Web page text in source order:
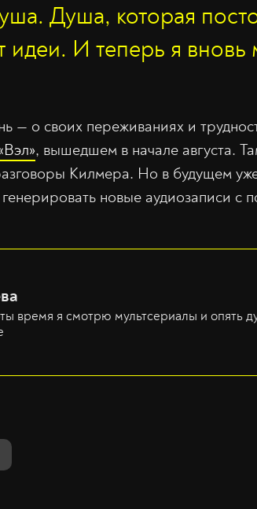
Душа, которая
идеи. И теперь я вновь
— о своих переживаниях и
, вышедшем в начале августа.
Килмера. Но в будущем
генерировать новые аудиозаписи с
время я смотрю мультсериалы и опять